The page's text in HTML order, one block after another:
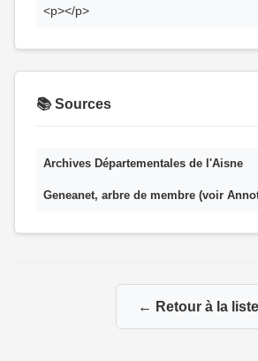
<p></p>
📚 Sources
Archives Départementales de l'Aisne
Geneanet, arbre de membre (voir
← Retour à la liste